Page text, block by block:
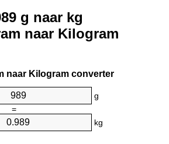
g naar kg
naar Kilogram
naar Kilogram converter
g
=
kg